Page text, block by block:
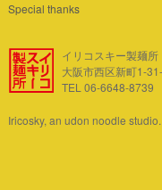
Special thanks
イリコスキー製麺所
大阪市西区新町1-
TEL 06-6648-8739
Iricosky, an udon noodle